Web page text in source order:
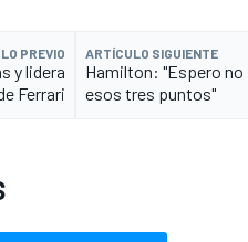
PREVIO
y lidera
Ferrari
ARTÍCULO SIGUIENTE
Hamilton: "Espero
esos tres puntos"